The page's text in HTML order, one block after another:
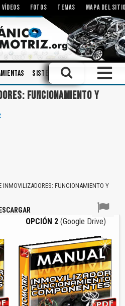
VÍDEOS FOTOS TEMAS MAPA DEL
Sistemas de Audio Aceites
FUNCIONAMIENTO Y
INMOVILIZADORES: FUNCIONAMIENTO Y
OPCIÓN 2 (Google Drive)